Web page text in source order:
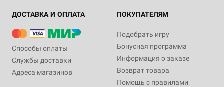
ДОСТАВКА И ОПЛАТА
Способы оплаты
Службы доставки
Адреса магазинов
ПОКУПАТЕЛЯМ
Подобрать игру
Бонусная программа
Информация о заказе
Возврат товара
Помощь с правилами